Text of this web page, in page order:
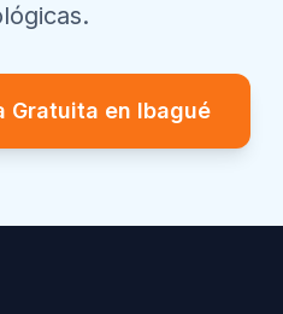
Gratuita en Ibagué